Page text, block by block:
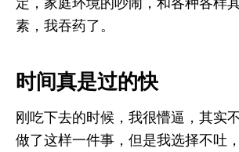
素，我吞药了。
时间真是过的快
刚吃下去的时候，我很懵逼，其实
做了这样一件事，但是我选择不吐